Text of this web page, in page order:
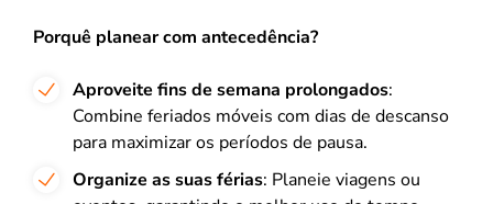
Porquê planear com antecedência?
Aproveite fins de semana prolongados:
Combine feriados móveis com dias de descanso
para maximizar os períodos de pausa.
Organize as suas férias: Planeie viagens ou